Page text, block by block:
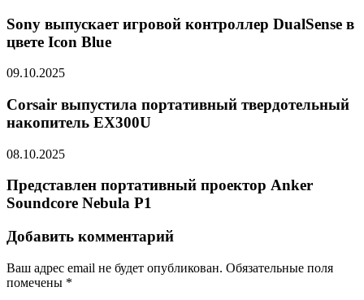
Sony выпускает игровой контроллер DualSense в
цвете Icon Blue
09.10.2025
Corsair выпустила портативный твердотельный
накопитель EX300U
08.10.2025
Представлен портативный проектор Anker
Soundcore Nebula P1
Добавить комментарий
Ваш адрес email не будет опубликован. Обязательные поля
помечены *